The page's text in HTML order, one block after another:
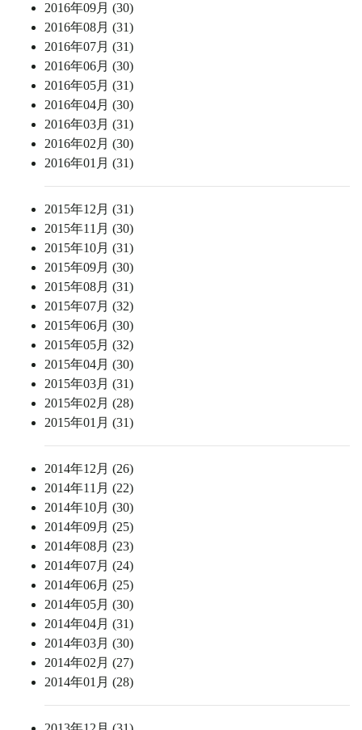
2016年09月 (30)
2016年08月 (31)
2016年07月 (31)
2016年06月 (30)
2016年05月 (31)
2016年04月 (30)
2016年03月 (31)
2016年02月 (30)
2016年01月 (31)
2015年12月 (31)
2015年11月 (30)
2015年10月 (31)
2015年09月 (30)
2015年08月 (31)
2015年07月 (32)
2015年06月 (30)
2015年05月 (32)
2015年04月 (30)
2015年03月 (31)
2015年02月 (28)
2015年01月 (31)
2014年12月 (26)
2014年11月 (22)
2014年10月 (30)
2014年09月 (25)
2014年08月 (23)
2014年07月 (24)
2014年06月 (25)
2014年05月 (30)
2014年04月 (31)
2014年03月 (30)
2014年02月 (27)
2014年01月 (28)